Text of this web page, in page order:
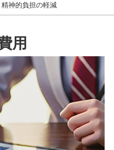
神的負担の軽減
用